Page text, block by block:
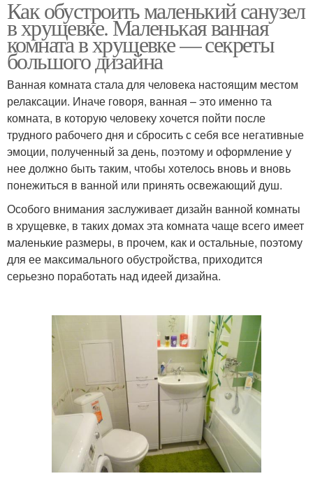
Как обустроить маленький санузел
в хрущевке. Маленькая ванная
комната в хрущевке — секреты
большого дизайна
Ванная комната стала для человека настоящим местом
релаксации. Иначе говоря, ванная – это именно та
комната, в которую человеку хочется пойти после
трудного рабочего дня и сбросить с себя все негативные
эмоции, полученный за день, поэтому и оформление у
нее должно быть таким, чтобы хотелось вновь и вновь
понежиться в ванной или принять освежающий душ.
Особого внимания заслуживает дизайн ванной комнаты
в хрущевке, в таких домах эта комната чаще всего имеет
маленькие размеры, в прочем, как и остальные, поэтому
для ее максимального обустройства, приходится
серьезно поработать над идеей дизайна.